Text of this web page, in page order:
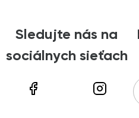
Sledujte nás na
sociálnych sieťach